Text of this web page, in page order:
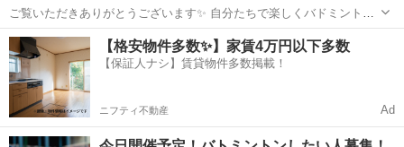
ご覧いただきありがとうございます✨ 自分たちで楽しくバドミントン
をやっています🏸 「久しぶりに体を動かしたい」「バドミントンを始
めてみたい」という方、大歓迎です！ ラケットをお持ちでない方も手
ぶらで気軽にご参加いた...
和歌山 和歌山市 和歌山駅 バドミントン 初心者
【格安物件多数✨】家賃4万円以下多数
【保証人ナシ】賃貸物件多数掲載！
ニフティ不動産 Ad